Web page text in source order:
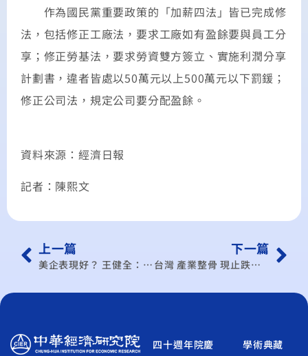
作為國民黨重要政策的「加薪四法」皆已完成修
法，包括修正工廠法，要求工廠如有盈餘要與員工分
享；修正勞基法，要求勞資雙方簽立、實施利潤分享
計劃書，違者皆處以50萬元以上500萬元以下罰鍰；
修正公司法，規定公司要分配盈餘。
資料來源：經濟日報
記者：陳熙文
上一篇
美企表現好？ 王健全：水退了才知道誰在裸泳
下一篇
台灣 產業整骨 現止跌訊號
四十週年院慶 學術典藏